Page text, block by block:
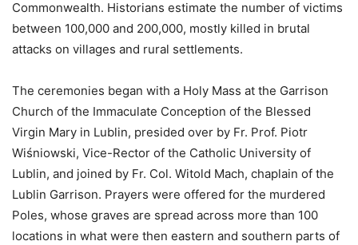
Commonwealth. Historians estimate the number of victims
between 100,000 and 200,000, mostly killed in brutal
attacks on villages and rural settlements.
The ceremonies began with a Holy Mass at the Garrison
Church of the Immaculate Conception of the Blessed
Virgin Mary in Lublin, presided over by Fr. Prof. Piotr
Wiśniowski, Vice-Rector of the Catholic University of
Lublin, and joined by Fr. Col. Witold Mach, chaplain of the
Lublin Garrison. Prayers were offered for the murdered
Poles, whose graves are spread across more than 100
locations in what were then eastern and southern parts of